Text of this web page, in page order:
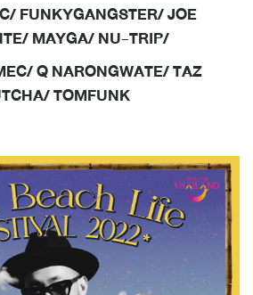
FUNKYGANGSTER/ JOE
MAYGA/ NU-TRIP/
Q NARONGWATE/ TAZ
TOMFUNK